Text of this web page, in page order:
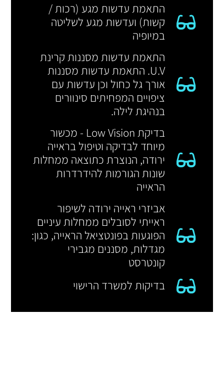
התאמת עדשות מגע (רכות /
קשות) ועדשות מגע לשליטה
במיופיה
התאמת עדשות מסננות קרינת
U.V. התאמת עדשות מסננות
אורך גל כחול וכן עדשות עם
ציפויים המפחיתים סינוורים
בנהיגת לילה.
בדיקת Low Vision - מכשור
מיוחד לבדיקה וטיפול בראייה
ירודה, הנוצרת כתוצאה ממחלות
שונות הגורמות להידרדרות
הראייה
אביזרי ראייה ירודה לשיפור
ראייתי לסובלים ממחלות עיניים
הפוגעות בפונטציאל הראייה, כגון:
מגדלות, מסננים מגבירי
קונטרסט
בדיקות למשרד הרישוי